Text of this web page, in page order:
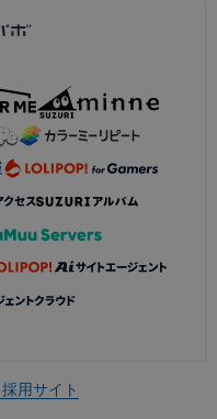
採用サイト